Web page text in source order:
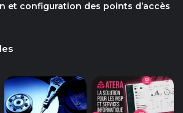
et configuration des points d’accès